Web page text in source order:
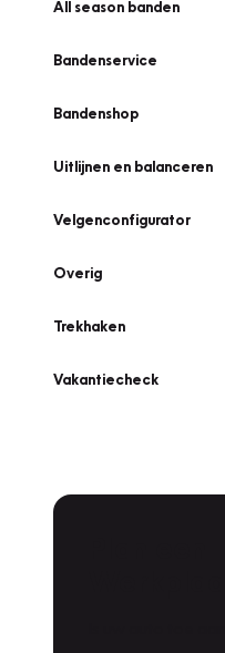
All season banden
Bandenservice
Bandenshop
Uitlijnen en balanceren
Velgenconfigurator
Overig
Trekhaken
Vakantiecheck